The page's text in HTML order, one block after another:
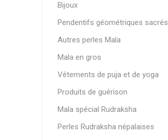
Bijoux
Pendentifs géométriques sacrés
Autres perles Mala
Mala en gros
Vêtements de puja et de yoga
Produits de guérison
Mala spécial Rudraksha
Perles Rudraksha népalaises